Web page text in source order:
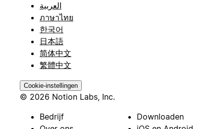
العربية
ภาษาไทย
한국어
日本語
简体中文
繁體中文
Cookie-instellingen
© 2026 Notion Labs, Inc.
Bedrijf
Downloaden